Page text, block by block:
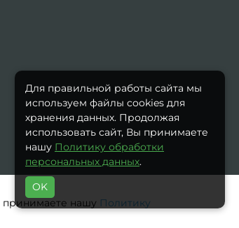
принимаете нашу Политику
Для правильной работы сайта мы
используем файлы cookies для
хранения данных. Продолжая
использовать сайт, Вы принимаете
нашу Политику обработки
персональных данных.
OK